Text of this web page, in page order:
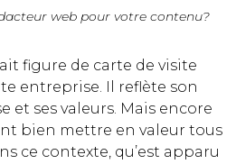
web pour votre contenu?
figure de carte de visite
entreprise. Il reflète son
et ses valeurs. Mais encore
bien mettre en valeur tous
ce contexte, qu’est apparu